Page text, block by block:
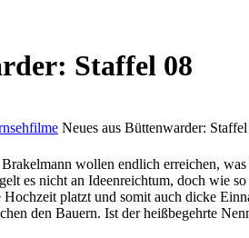
Staffel 08
Neues aus Büttenwarder:
wollen endlich erreichen,
es nicht an Ideenreichtum, doch wie
platzt und somit auch dicke
den Bauern. Ist der heißbegehrte